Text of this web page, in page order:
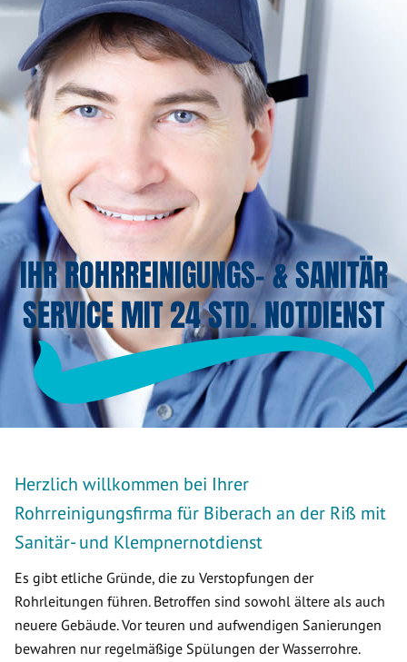
IHR ROHRREINIGUNGS- & SANITÄR
SERVICE MIT 24 STD. NOTDIENST
Herzlich willkommen bei Ihrer
Rohrreinigungsfirma für Biberach an der Riß mit
Sanitär- und Klempnernotdienst
Es gibt etliche Gründe, die zu Verstopfungen der
Rohrleitungen führen. Betroffen sind sowohl ältere als auch
neuere Gebäude. Vor teuren und aufwendigen Sanierungen
bewahren nur regelmäßige Spülungen der Wasserrohre.